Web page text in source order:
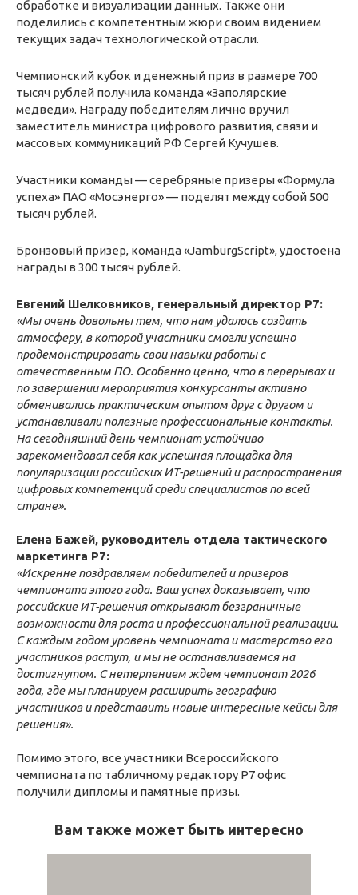
обработке и визуализации данных. Также они
поделились с компетентным жюри своим видением
текущих задач технологической отрасли.
Чемпионский кубок и денежный приз в размере 700
тысяч рублей получила команда «Заполярские
медведи». Награду победителям лично вручил
заместитель министра цифрового развития, связи и
массовых коммуникаций РФ Сергей Кучушев.
Участники команды — серебряные призеры «Формула
успеха» ПАО «Мосэнерго» — поделят между собой 500
тысяч рублей.
Бронзовый призер, команда «JamburgScript», удостоена
награды в 300 тысяч рублей.
Евгений Шелковников, генеральный директор Р7:
«Мы очень довольны тем, что нам удалось создать
атмосферу, в которой участникисмогли успешно
продемонстрировать свои навыки работы с
отечественным ПО. Особенно ценно, чтов перерывах и
по завершении мероприятия конкурсантыактивно
обменивались практическим опытом друг с другом и
устанавливалиполезные профессиональные контакты.
На сегодняшний день чемпионат устойчиво
зарекомендовал себя как успешная площадка для
популяризациироссийскихИТ-решенийираспространения
цифровых компетенций среди специалистов по всей
стране».
Елена Бажей, руководитель отдела тактического
маркетинга Р7:
«Искренне поздравляем победителей и призеров
чемпионата этого года. Ваш успех доказывает, что
российские ИТ-решения открывают безграничные
возможности для роста и профессиональной реализации.
С каждым годом уровень чемпионатаи мастерство его
участниковрастут, и мы не останавливаемся на
достигнутом. С нетерпением ждем чемпионат 2026
года, где мы планируем расширить географию
участников и представить новые интересные кейсы для
решения».
Помимо этого, все участники Всероссийского
чемпионата по табличному редактору Р7 офис
получили дипломы и памятные призы.
Вам также может быть интересно